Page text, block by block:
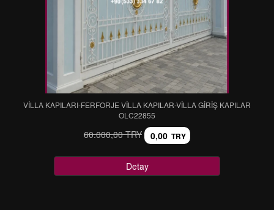
VİLLA KAPILARI-FERFORJE VİLLA KAPILAR-VİLLA GİRİŞ KAPILAR
OLC22855
60.000,00 TRY 0,00 TRY
Detay